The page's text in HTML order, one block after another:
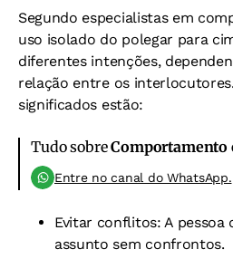
Segundo especialistas em
uso isolado do polegar para
diferentes intenções,
relação entre os
significados estão:
Tudo sobreComportamento
Entre no canal do WhatsApp.
Evitar conflitos: A pessoa
assunto sem confrontos.